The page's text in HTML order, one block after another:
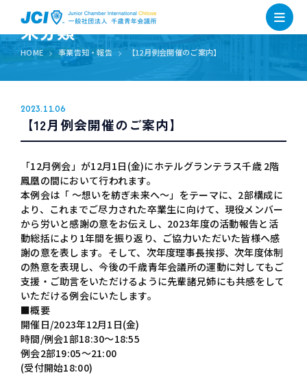
未分類
HOME 事業告知・報告 【12月例会開催のご案内】
2023.11.06
【12月例会開催のご案内】
「12月例会」が12月1日(金)にホテルグランテラス千歳 2階
鳳凰の間において行われます。
本例会は「 ～想いを紡ぎ未来へ～」をテーマに、2部構成に
より、これまでご尽力された卒業生に向けて、現役メンバー
から労いと感謝の意をお伝えし、2023年度の活動報告と活
動総括により1年間を振り返り、ご協力いただいた皆様へ感
謝の意を表します。そして、次年度理事長挨拶、次年度体制
の熱意を表現し、今後の千歳青年会議所の運動に対してもご
支援・ご助言をいただけるように先輩諸兄姉にも共感をして
いただける例会にいたします。
■概要
開催日/2023年12月1日(金)
時間/例会1部18:30〜18:55
例会2部19:05〜21:00
(受付開始18:00)